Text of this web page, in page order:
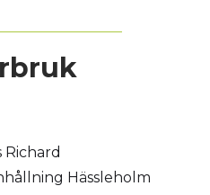
Richard
Hässleholm